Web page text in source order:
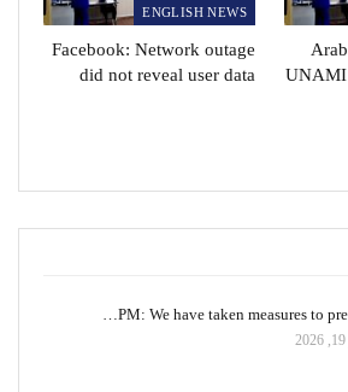
UNAMI
ENGLISH NEWS
Facebook: Network outage
did not reveal user data
PM: We have taken measures to